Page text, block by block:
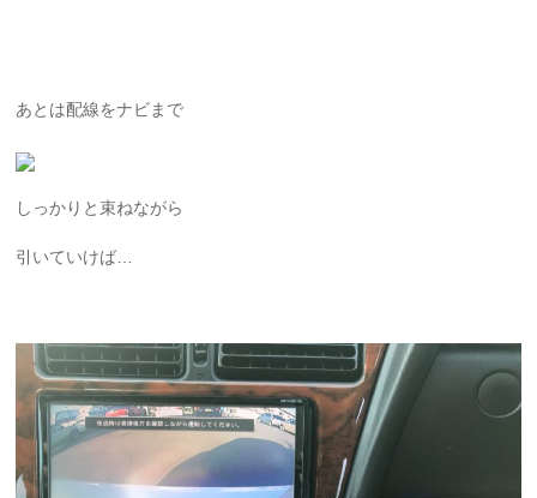
あとは配線をナビまで
しっかりと束ねながら
引いていけば…